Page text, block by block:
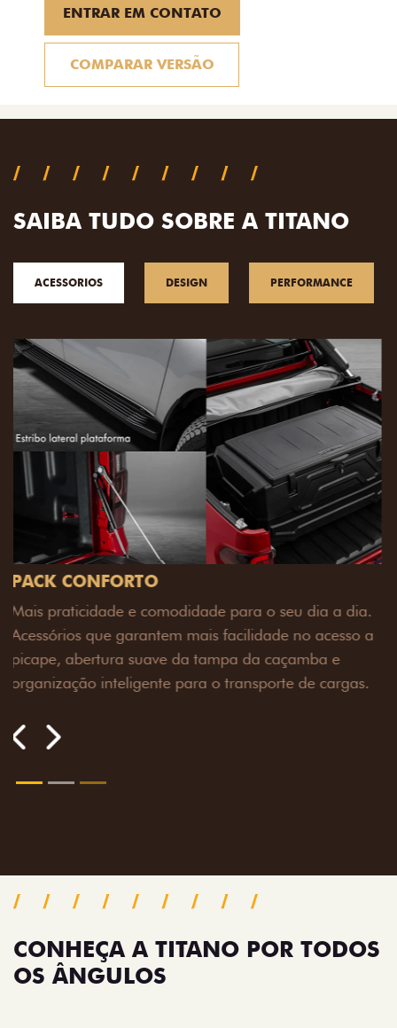
ENTRAR EM CONTATO
COMPARAR VERSÃO
SAIBA TUDO SOBRE A TITANO
ACESSORIOS DESIGN PERFORMANCE
a
CONHEÇA A TITANO POR TODOS
OS ÂNGULOS